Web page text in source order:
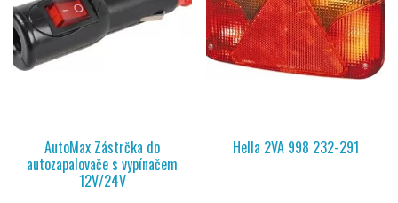
AutoMax Zástrčka do
autozapalovače s vypínačem
12V/24V
Hella 2VA 998 232-291